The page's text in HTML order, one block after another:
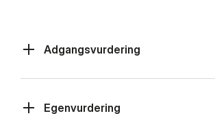
Adgangsvurdering
Egenvurdering